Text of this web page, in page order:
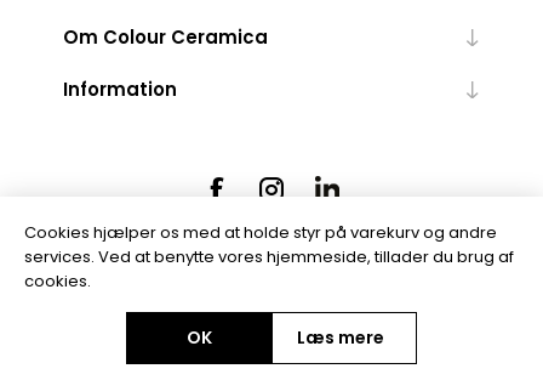
Om Colour Ceramica
Information
Powered bynopCommerce
Copyright © 2026 Colour Ceramica A/S. Alle rettigheder forbeholdt.
Cookies hjælper os med at holde styr på varekurv og andre
services. Ved at benytte vores hjemmeside, tillader du brug af
cookies.
OK Læs mere